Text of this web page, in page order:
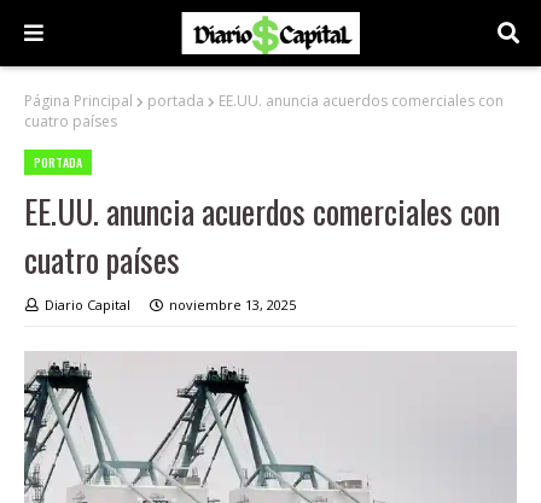
Página Principal portada
EE.UU. anuncia acuerdos comerciales con
cuatro países
PORTADA
EE.UU. anuncia acuerdos comerciales con
cuatro países
Diario Capital noviembre 13, 2025